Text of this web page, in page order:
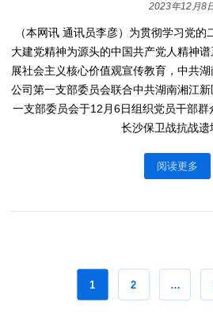
2023年12月8
（本网讯 通讯员李彦）为贯彻学习党
大建党精神为源头的中国共产党人精神
展社会主义核心价值观宣传教育，中共
公司第一支部委员会联合中共湖南湘江
一支部委员会于12月6日组织党员干部
长沙保卫战抗战遗
阅读更多
1 2 …